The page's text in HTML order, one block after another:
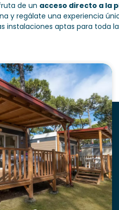
de un acceso directo a la
y regálate una experiencia
instalaciones aptas para toda